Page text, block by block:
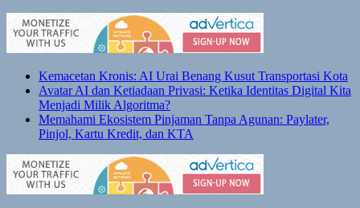
Kemacetan Kronis: AI Urai Benang Kusut Transportasi Kota
Avatar AI dan Ketiadaan Privasi: Ketika Identitas Digital Kita
Menjadi Milik Algoritma?
Memahami Ekosistem Pinjaman Tanpa Agunan: Paylater,
Pinjol, Kartu Kredit, dan KTA